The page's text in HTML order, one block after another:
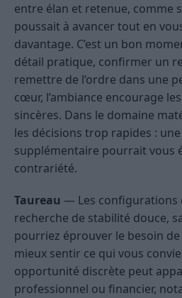
entre élan et retenue, comme
poussait à avancer tout en
davantage. C’est un bon
détail pratique, confirmer un
remettre de l’ordre dans une
cœur, l’ambiance encourage
sincères. Dans le domaine
les décisions trop rapides :
supplémentaire pourrait vous
contrariété.
Taureau — Les configurations
recherche de stabilité douce,
pourriez éprouver le besoin
mieux sentir ce qui vous
opportunité discrète peut
professionnel ou financier,